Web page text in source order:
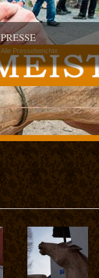
PRESSE
Alle Presseberichte